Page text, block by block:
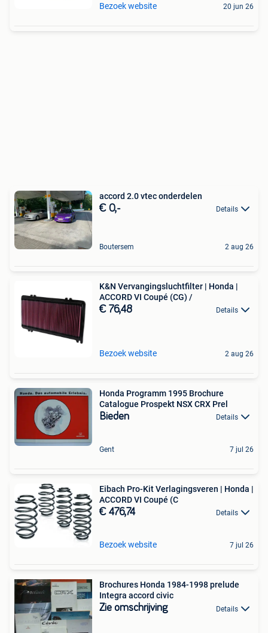
Bezoek website 20 jun 26
accord 2.0 vtec onderdelen
€ 0,- Details
Boutersem 2 aug 26
K&N Vervangingsluchtfilter | Honda |
ACCORD VI Coupé (CG) /
€ 76,48 Details
Bezoek website 2 aug 26
Honda Programm 1995 Brochure
Catalogue Prospekt NSX CRX Prel
Bieden Details
Gent 7 jul 26
Eibach Pro-Kit Verlagingsveren | Honda |
ACCORD VI Coupé (C
€ 476,74 Details
Bezoek website 7 jul 26
Brochures Honda 1984-1998 prelude
Integra accord civic
Zie omschrijving Details